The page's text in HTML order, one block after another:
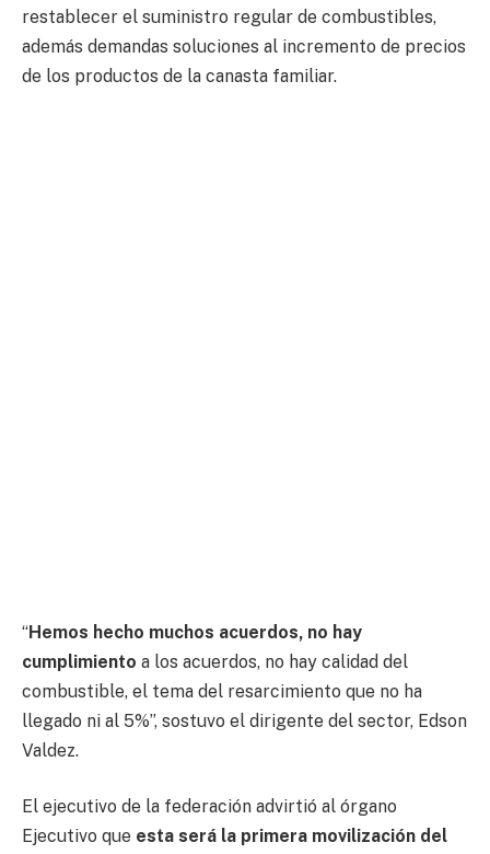
restablecer el suministro regular de combustibles,
además demandas soluciones al incremento de precios
de los productos de la canasta familiar.
“Hemos hecho muchos acuerdos, no hay
cumplimiento a los acuerdos, no hay calidad del
combustible, el tema del resarcimiento que no ha
llegado ni al 5%”, sostuvo el dirigente del sector, Edson
Valdez.
El ejecutivo de la federación advirtió al órgano
Ejecutivo que esta será la primera movilización del